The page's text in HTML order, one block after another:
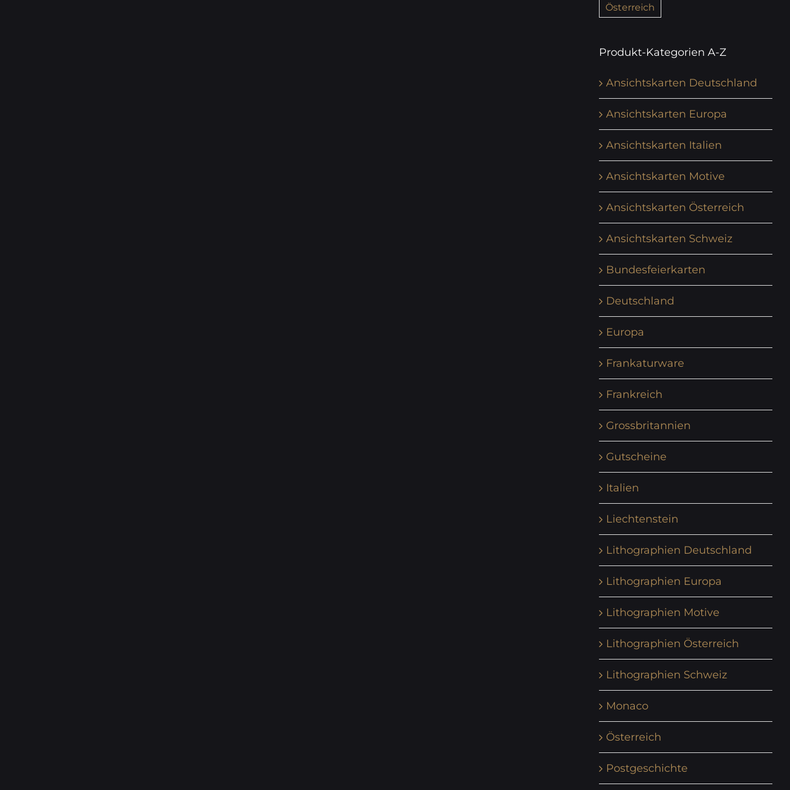
Österreich
Produkt-Kategorien A-Z
Ansichtskarten Deutschland
Ansichtskarten Europa
Ansichtskarten Italien
Ansichtskarten Motive
Ansichtskarten Österreich
Ansichtskarten Schweiz
Bundesfeierkarten
Deutschland
Europa
Frankaturware
Frankreich
Grossbritannien
Gutscheine
Italien
Liechtenstein
Lithographien Deutschland
Lithographien Europa
Lithographien Motive
Lithographien Österreich
Lithographien Schweiz
Monaco
Österreich
Postgeschichte